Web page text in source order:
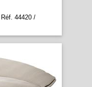
Réf. 44420 /